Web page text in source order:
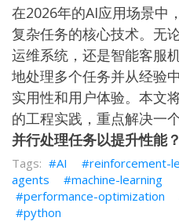
在2026年的AI应用场景中
复杂任务的核心技术。无
运维系统，还是智能客服
地处理多个任务并从经验
实用性和用户体验。本文
的工程实践，重点解决一
并行处理任务以提升性能？
AI reinforcement-
agents
machine-learning
performance-optimization
python